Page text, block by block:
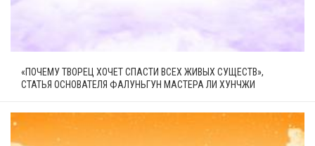
«ПОЧЕМУ ТВОРЕЦ ХОЧЕТ СПАСТИ ВСЕХ ЖИВЫХ СУЩЕСТВ»,
СТАТЬЯ ОСНОВАТЕЛЯ ФАЛУНЬГУН МАСТЕРА ЛИ ХУНЧЖИ